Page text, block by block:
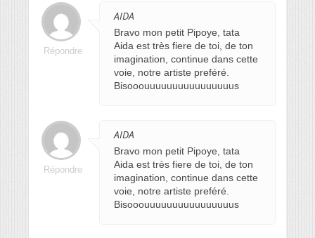
AIDA
Bravo mon petit Pipoye, tata
Aida est très fiere de toi, de ton
imagination, continue dans cette
voie, notre artiste preféré.
Bisooouuuuuuuuuuuuuuuus
Répondre
AIDA
Bravo mon petit Pipoye, tata
Aida est très fiere de toi, de ton
imagination, continue dans cette
voie, notre artiste preféré.
Bisooouuuuuuuuuuuuuuuus
Répondre